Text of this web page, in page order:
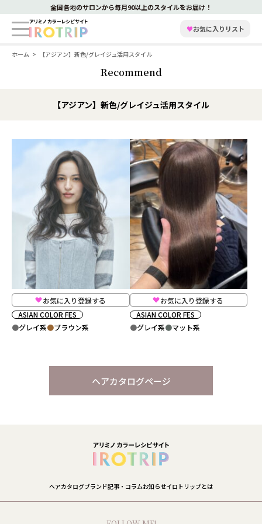
全国各地のサロンから毎月90以上のスタイルをお届け！
♥お気に入りリスト
ホーム 【アジアン】新色/グレイジュ活用スタイル
Recommend
【アジアン】新色/グレイジュ活用スタイル
お気に入り登録する
ASIAN COLOR FES
グレイ系
ブラウン系
お気に入り登録する
ASIAN COLOR FES
グレイ系
マット系
ヘアカタログページ
ヘアカタログブランド記事・コラムお知らせイロトリップとは